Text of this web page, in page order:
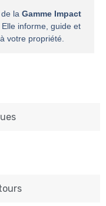
la Gamme Impact
informe, guide et
votre propriété.